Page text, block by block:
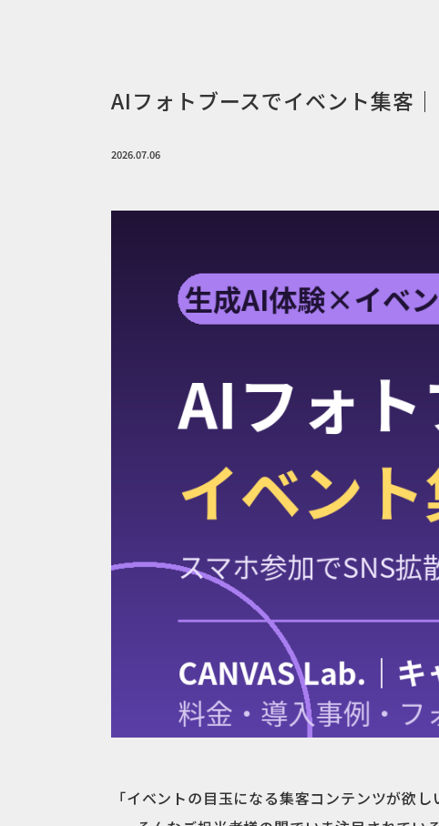
AIフォトブースでイベント集客
2026.07.06
「イベントの目玉になる集客コンテンツが欲